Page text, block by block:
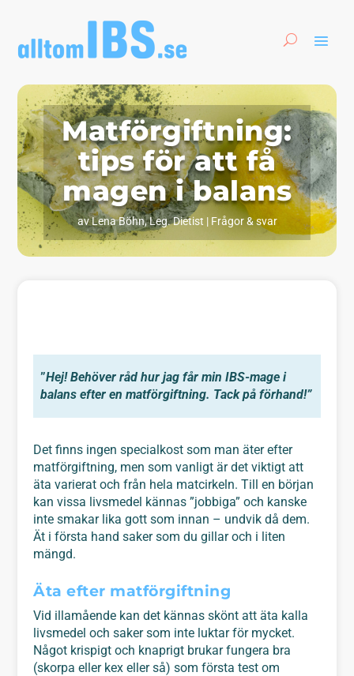
Matförgiftning:
tips för att få
magen i balans
avLena Böhn, Leg. Dietist | Frågor & svar
”Hej! Behöver råd hur jag får min IBS-mage i
balans efter en matförgiftning. Tack på förhand!”
Det finns ingen specialkost som man äter efter
matförgiftning, men som vanligt är det viktigt att
äta varierat och från hela matcirkeln. Till en början
kan vissa livsmedel kännas ”jobbiga” och kanske
inte smakar lika gott som innan – undvik då dem.
Ät i första hand saker som du gillar och i liten
mängd.
Äta efter matförgiftning
Vid illamående kan det kännas skönt att äta kalla
livsmedel och saker som inte luktar för mycket.
Något krispigt och knaprigt brukar fungera bra
(skorpa eller kex eller så) som första test om